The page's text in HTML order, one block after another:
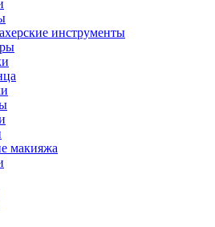
инструменты
макияжа